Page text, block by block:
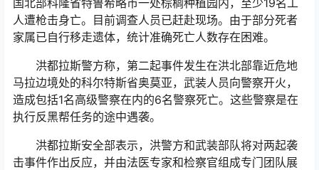
国北部科隆省特鲁希略市一处棕榈种植园内，至少19名工
人遭枪击身亡。目前调查人员已赶赴现场。由于部分死者
家属已自行移走遗体，统计准确死亡人数存在困难。
洪都拉斯警方称，第二起事件发生在洪北部靠近危地
马拉边境处的科尔特斯省奥莫亚，武装人员向警察开火，
造成包括1名高级警察在内的6名警察死亡。这些警察是在
执行反黑帮任务的途中遇袭。
洪都拉斯安全部表示，洪警方和武装部队将对两起袭
击事件作出反应，并由法医专家和检察官组成专门团队展